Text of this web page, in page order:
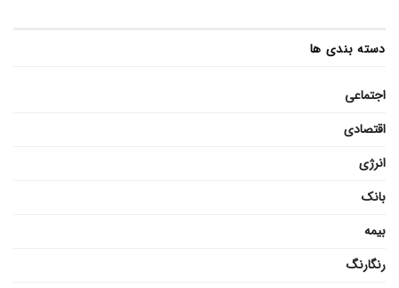
دسته بندی ها
اجتماعی
اقتصادی
انرژی
بانک
بیمه
رنگارنگ